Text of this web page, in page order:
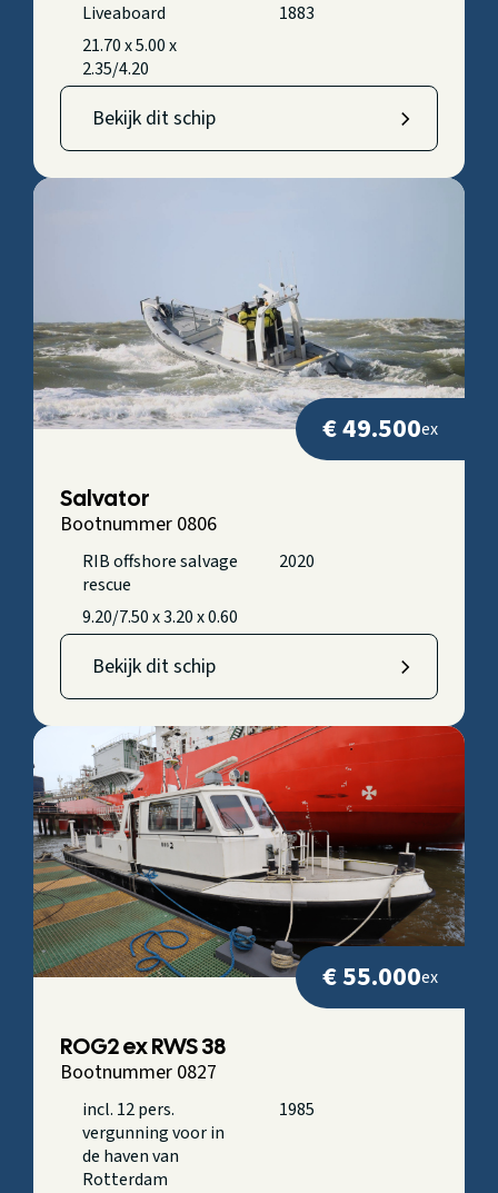
Liveaboard
1883
21.70 x 5.00 x
2.35/4.20
Bekijk dit schip
€ 49.500ex
Salvator
Bootnummer 0806
RIB offshore salvage
rescue
2020
9.20/7.50 x 3.20 x 0.60
Bekijk dit schip
€ 55.000ex
ROG2 ex RWS 38
Bootnummer 0827
incl. 12 pers.
vergunning voor in
de haven van
Rotterdam
1985